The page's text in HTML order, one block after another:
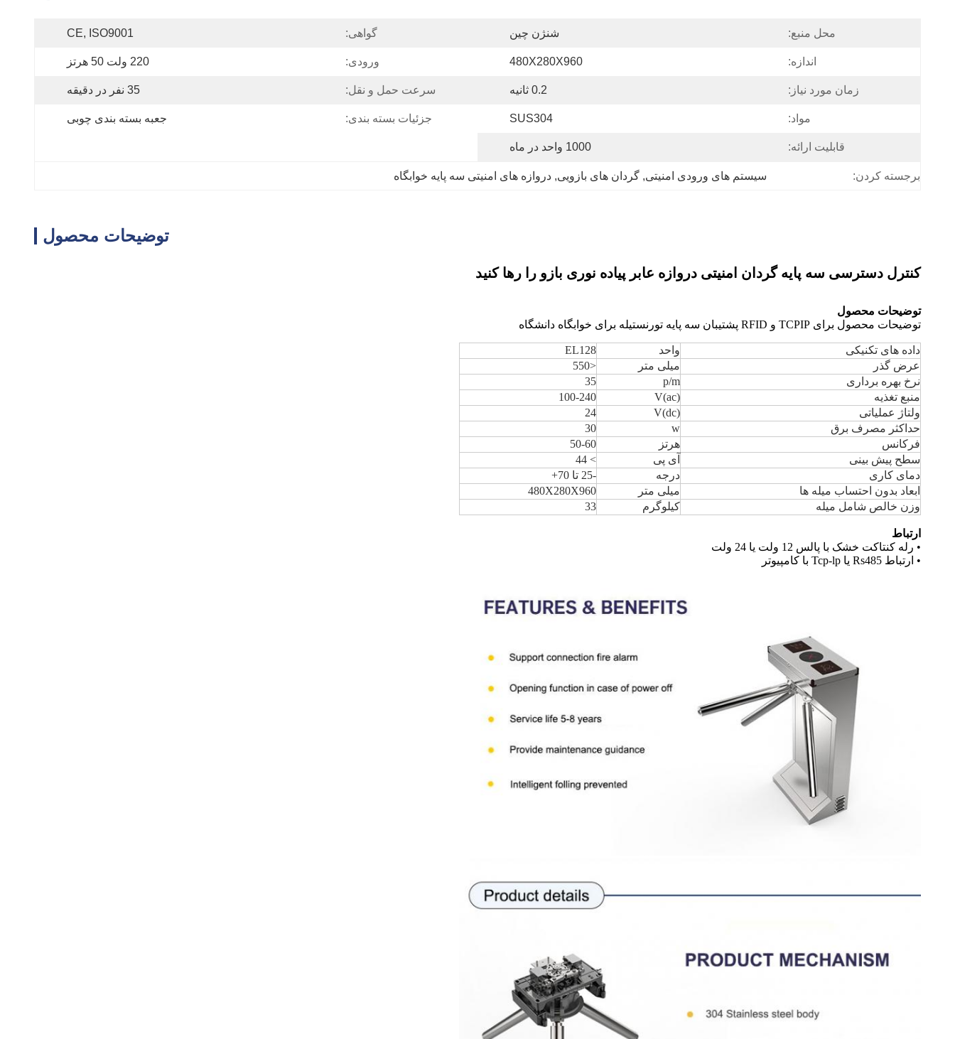
محل منبع: شنژن چین گواهی: CE, ISO9001
اندازه: 480X280X960 ورودی: 220 ولت 50 هرتز
زمان مورد نیاز: 0.2 ثانیه سرعت حمل و نقل: 35 نفر در دقیقه
مواد: SUS304 جزئیات بسته بندی: جعبه بسته بندی چوبی
قابلیت ارائه: 1000 واحد در ماه
برجسته کردن: سیستم های ورودی امنیتی, گردان های بازویی, دروازه های امنیتی سه پایه خوابگاه
توضیحات محصول
کنترل دسترسی سه پایه گردان امنیتی دروازه عابر پیاده نوری بازو را رها کنید
توضیحات محصول
توضیحات محصول برای TCPIP و RFID پشتیبان سه پایه تورنستیله برای خوابگاه دانشگاه
داده های تکنیکی واحد
EL128
عرض گذر
میلی متر
<550
نرخ بهره برداری
p/m
35
منبع تغذیه
V(ac)
100-240
ولتاژ عملیاتی
V(dc)
24
حداکثر مصرف برق
w
30
فرکانس
هرتز
50-60
سطح پیش بینی
آی پی
> 44
دمای کاری
درجه
-25 تا 70+
ابعاد بدون احتساب میله ها
میلی متر
480X280X960
وزن خالص شامل میله
کیلوگرم 33
ارتباط
• رله کنتاکت خشک با پالس 12 ولت یا 24 ولت
• ارتباط Rs485 یا Tcp-lp با کامپیوتر